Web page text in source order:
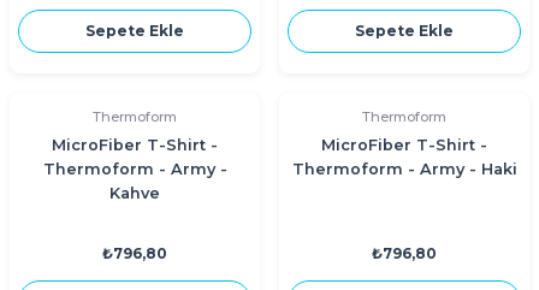
Sepete Ekle Sepete Ekle
Thermoform
MicroFiber T-Shirt -
Thermoform - Army -
Kahve
₺796,80
Thermoform
MicroFiber T-Shirt -
Thermoform - Army - Haki
₺796,80